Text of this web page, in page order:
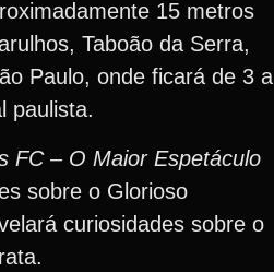
15 metros
Taboão da Serra,
Paulo, onde ficará de 3 a
paulista.
FC – O Maior Espetáculo
sobre o Glorioso
curiosidades sobre o